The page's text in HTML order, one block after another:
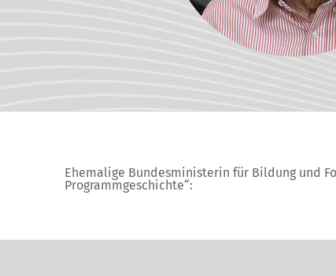
Ehemalige Bundesministerin für Bildung und
Programmgeschichte“: